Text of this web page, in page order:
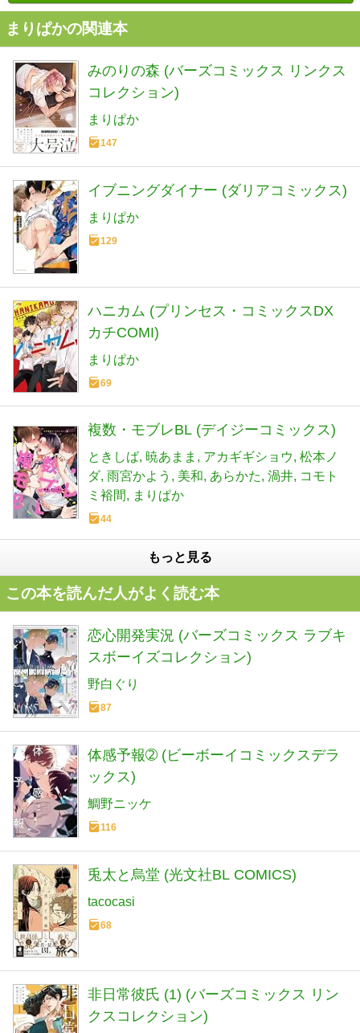
まりぱかの関連本
みのりの森 (バーズコミックス リンクス
コレクション)
まりぱか
147
イブニングダイナー (ダリアコミックス)
まりぱか
129
ハニカム (プリンセス・コミックスDX
カチCOMI)
まりぱか
69
複数・モブレBL (デイジーコミックス)
ときしば 暁あまま アカギギショウ 松本ノ
ダ 雨宮かよう 美和 あらかた 渦井 コモト
ミ裕間
まりぱか
44
もっと見る
この本を読んだ人がよく読む本
恋心開発実況 (バーズコミックス ラブキ
スボーイズコレクション)
野白ぐり
87
体感予報➁ (ビーボーイコミックスデラ
ックス)
鯛野ニッケ
116
兎太と烏堂 (光文社BL COMICS)
tacocasi
68
非日常彼氏 (1) (バーズコミックス リン
クスコレクション)